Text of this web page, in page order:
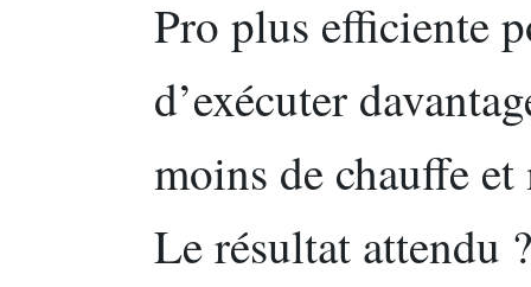
Pro plus efficiente
d’exécuter
moins de chauffe
Le résultat attendu